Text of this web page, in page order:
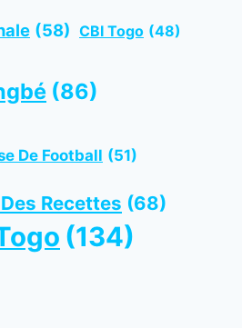
(58) CBI Togo (48)
(86)
De Football (51)
Recettes (68)
(134)